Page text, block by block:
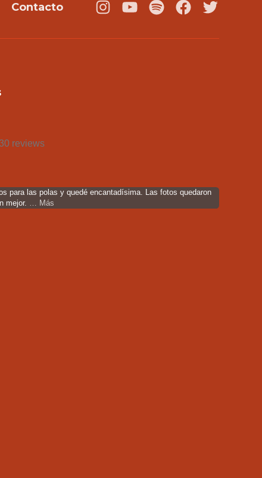
Contacto
Instagram
YoutubePodcastFacebook
Twitter
reviews
para las polas y quedé encantadísima. Las fotos quedaron
mejor. … Más